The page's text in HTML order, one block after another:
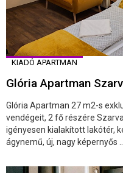
KIADÓ APARTMAN
Glória Apartman
Glória Apartman 27 m2-s
vendégeit, 2 fő részére
igényesen kialakított lakótér,
ágynemű, új, nagy képernyős ...